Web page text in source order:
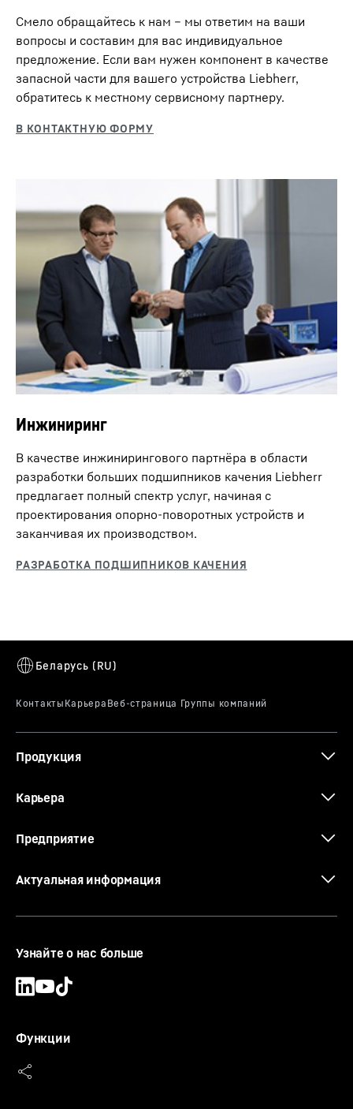
Смело обращайтесь к нам – мы ответим на ваши
вопросы и составим для вас индивидуальное
предложение. Если вам нужен компонент в качестве
запасной части для вашего устройства Liebherr,
обратитесь к местному сервисному партнеру.
Инжиниринг
В качестве инжинирингового партнёра в области
разработки больших подшипников качения Liebherr
предлагает полный спектр услуг, начиная с
проектирования опорно-поворотных устройств и
заканчивая их производством.
Продукция
Карьера
Предприятие
Актуальная информация
Узнайте о нас больше
Функции